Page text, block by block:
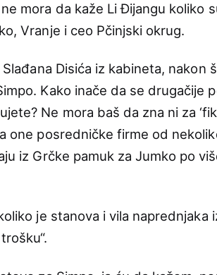
mora da kaže Li Đijangu koliko
Vranje i ceo Pčinjski okrug.
Disića iz kabineta, nakon
Kako inače da se drugačije
Ne mora baš da zna ni za
one posredničke firme od
iz Grčke pamuk za Jumko po
je stanova i vila naprednjaka